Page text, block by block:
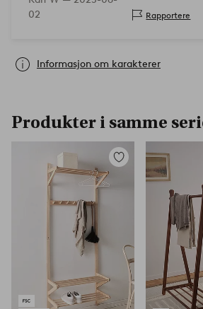
02
Rapportere
Informasjon om karakterer
Produkter i samme
Legg
favoritter